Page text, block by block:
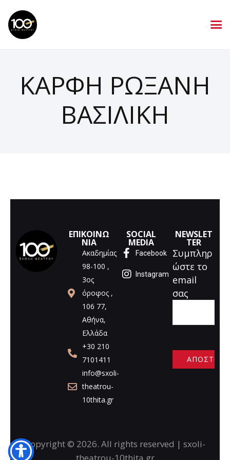
ΚΑΡΦΗ ΡΩΞΑΝΗ
ΒΑΣΙΛΙΚΗ
ΕΠΙΚΟΙΝΩ
ΝΙΑ
Ακαδημίας
98-100 ,
3ος
όροφος ,
106 77,
Αθήνα,
Ελλάδα
+30 210
7101411
info@sxoli-
theatrou-
10thita.gr
SOCIAL
MEDIA
Facebook
Instagram
NEWSLET
TER
Συμπληρ
ώστε το
email
σας
n
Copyright © 2026. All rights reserved | sxoli-